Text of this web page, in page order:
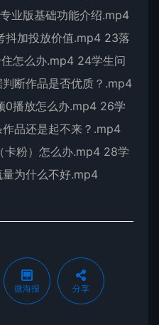
业版基础功能介绍.mp4
抖加投放价值.mp4 23落
怎么办.mp4 24学生问
断作品是否优质？.mp4
0播放怎么办.mp4 26学
品还是起不来？.mp4
卡粉）怎么办.mp4 28学
为什么不好.mp4
微海报 分享